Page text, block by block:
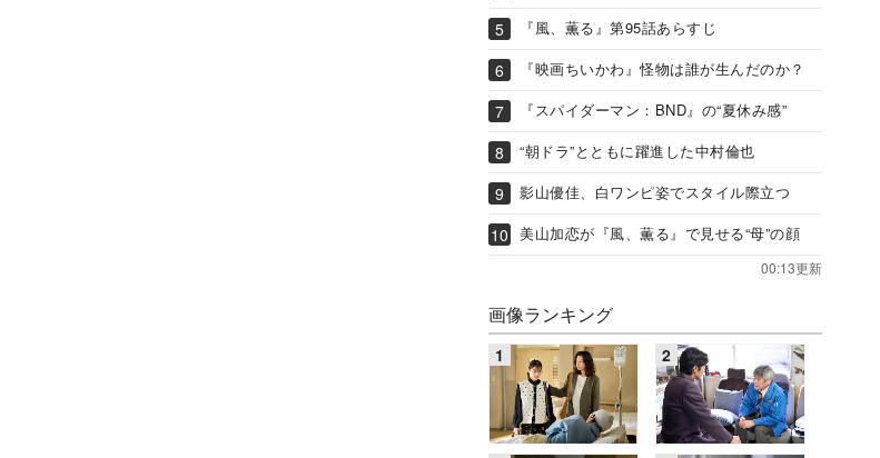
『風、薫る』第95話あらすじ
『映画ちいかわ』怪物は誰が生んだのか？
『スパイダーマン：BND』の“夏休み感”
“朝ドラ”とともに躍進した中村倫也
影山優佳、白ワンピ姿でスタイル際立つ
美山加恋が『風、薫る』で見せる“母”の顔
00:13更新
画像ランキング